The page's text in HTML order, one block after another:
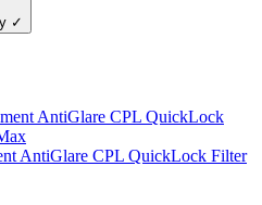
✓
AntiGlare CPL QuickLock Filter